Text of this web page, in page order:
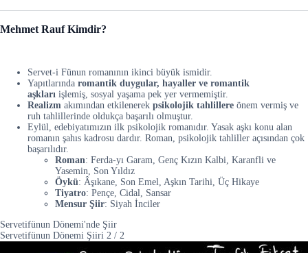
Mehmet Rauf Kimdir?
Servet-i Fünun romanının ikinci büyük ismidir.
Yapıtlarında romantik duygular, hayaller ve romantik
aşkları işlemiş, sosyal yaşama pek yer vermemiştir.
Realizm akımından etkilenerek psikolojik tahlillere önem vermiş ve
ruh tahlillerinde oldukça başarılı olmuştur.
Eylül, edebiyatımızın ilk psikolojik romanıdır. Yasak aşkı konu alan
romanın şahıs kadrosu dardır. Roman, psikolojik tahliller açısından çok
başarılıdır.
Roman: Ferda-yı Garam, Genç Kızın Kalbi, Karanfli ve
Yasemin, Son Yıldız
Öykü: Âşıkane, Son Emel, Aşkın Tarihi, Üç Hikaye
Tiyatro: Pençe, Cidal, Sansar
Mensur Şiir: Siyah İnciler
Servetifünun Dönemi'nde Şiir
Servetifünun Dönemi Şiiri 2 / 2